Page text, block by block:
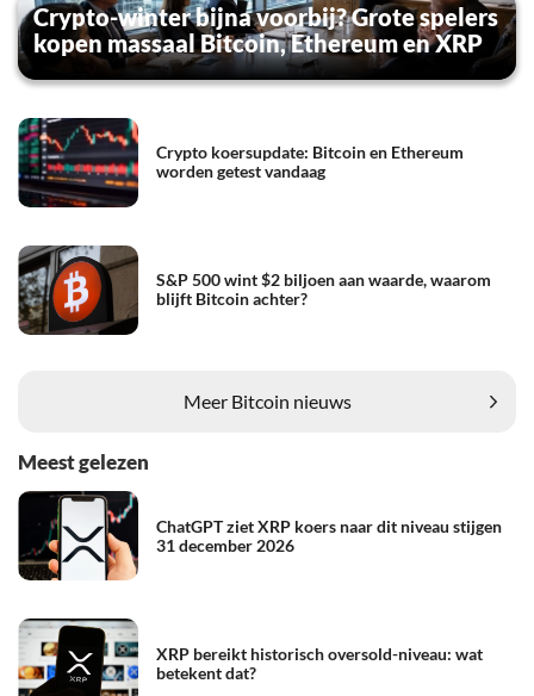
Crypto-winter bijna voorbij? Grote spelers
kopen massaal Bitcoin, Ethereum en XRP
Crypto koersupdate: Bitcoin en Ethereum
worden getest vandaag
S&P 500 wint $2 biljoen aan waarde, waarom
blijft Bitcoin achter?
Meer Bitcoin nieuws
Meest gelezen
ChatGPT ziet XRP koers naar dit niveau stijgen
31 december 2026
XRP bereikt historisch oversold-niveau: wat
betekent dat?